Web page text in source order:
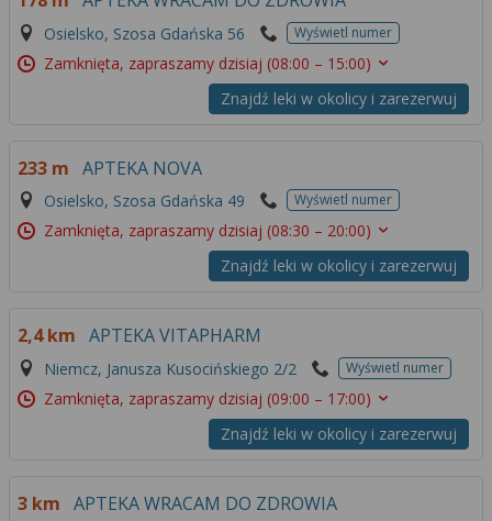
Osielsko, Szosa Gdańska 56 Wyświetl numer
Zamknięta, zapraszamy dzisiaj (08:00 – 15:00)
Znajdź leki w okolicy i zarezerwuj
233 m APTEKA NOVA
Osielsko, Szosa Gdańska 49 Wyświetl numer
Zamknięta, zapraszamy dzisiaj (08:30 – 20:00)
Znajdź leki w okolicy i zarezerwuj
2,4 km APTEKA VITAPHARM
Niemcz, Janusza Kusocińskiego 2/2 Wyświetl numer
Zamknięta, zapraszamy dzisiaj (09:00 – 17:00)
Znajdź leki w okolicy i zarezerwuj
3 km APTEKA WRACAM DO ZDROWIA